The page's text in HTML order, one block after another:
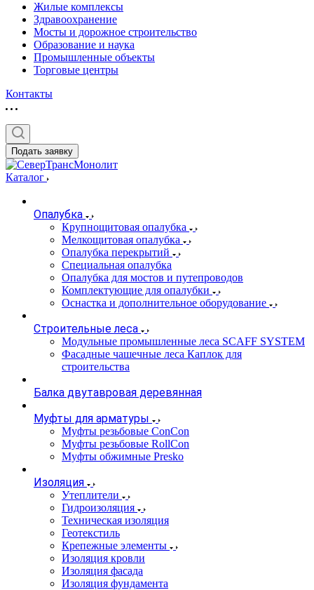
Жилые комплексы
Здравоохранение
Мосты и дорожное строительство
Образование и наука
Промышленные объекты
Торговые центры
Контакты
Подать заявку
Каталог
Опалубка
Крупнощитовая опалубка
Мелкощитовая опалубка
Опалубка перекрытий
Специальная опалубка
Опалубка для мостов и путепроводов
Комплектующие для опалубки
Оснастка и дополнительное оборудование
Строительные леса
Модульные промышленные леса SCAFF SYSTEM
Фасадные чашечные леса Каплок для
строительства
Балка двутавровая деревянная
Муфты для арматуры
Муфты резьбовые ConCon
Муфты резьбовые RollCon
Муфты обжимные Presko
Изоляция
Утеплители
Гидроизоляция
Техническая изоляция
Геотекстиль
Крепежные элементы
Изоляция кровли
Изоляция фасада
Изоляция фундамента